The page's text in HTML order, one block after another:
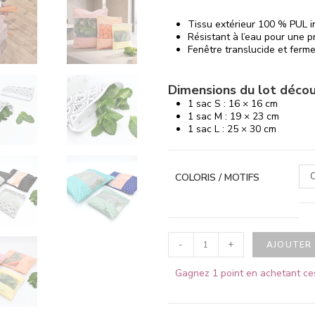
Tissu extérieur 100 % PUL
Résistant à l’eau pour une
Fenêtre translucide et
Dimensions du lot
1 sac S : 16 × 16 cm
1 sac M : 19 × 23 cm
1 sac L : 25 × 30 cm
COLORIS / MOTIFS
- + AJOUTER
Gagnez 1 point en achetant